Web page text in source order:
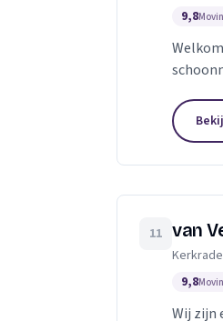
9,8
11 van
9,8
Wij zijn